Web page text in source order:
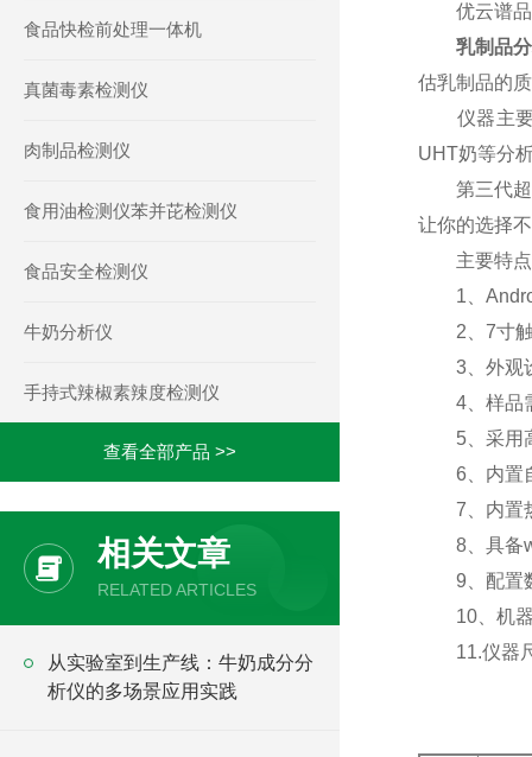
优云谱品
乳制品
估乳制品的
仪器主要
UHT奶等分
第三代超声
让你的选择
主要特点
1、
2、7寸触
3、外观设
4、样品需
5、采用高
6、内置自
7、内置热
8、具备
9、配置数
10、机器
11.仪器尺
食品快检前处理一体机
真菌毒素检测仪
肉制品检测仪
食用油检测仪苯并芘检测仪
食品安全检测仪
牛奶分析仪
手持式辣椒素辣度检测仪
查看全部产品 >>
相关文章
RELATED ARTICLES
从实验室到生产线：牛奶成分分
析仪的多场景应用实践